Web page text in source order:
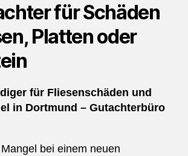
für Schäden
Platten oder
für Fliesenschäden und
in Dortmund – Gutachterbüro
bei einem neuen